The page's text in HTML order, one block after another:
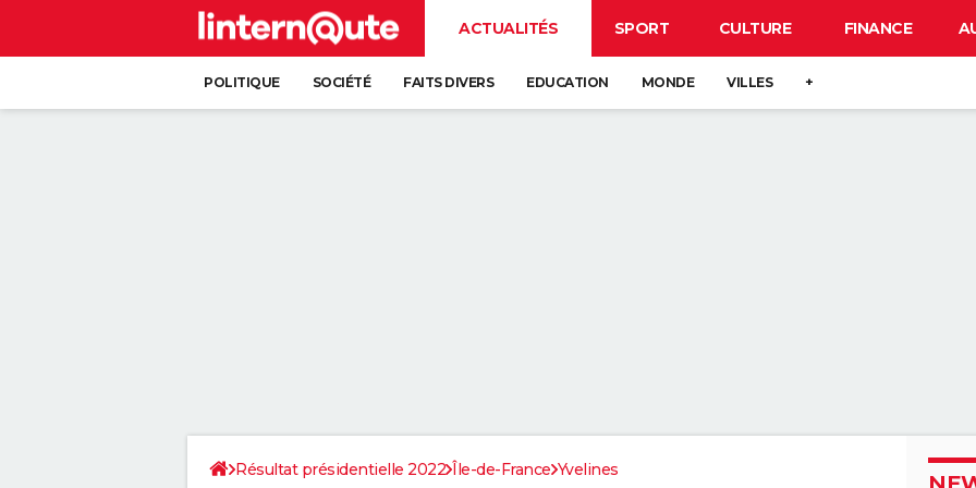
ACTUALITÉS SPORT CULTURE FINANCE
POLITIQUE SOCIÉTÉ FAITS DIVERS EDUCATION MONDE VILLES +
Résultat présidentielle 2022 Île-de-France Yvelines